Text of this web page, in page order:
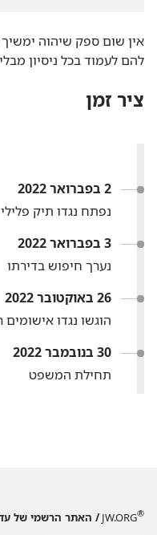
אין שום ספק שיהוה
להם לעמוד בכל ניסיון
ציר זמן
2 בפברואר 2022
נפתח נגדו תיק פלילי
3 בפברואר 2022
נערך חיפוש בדירתו
26 באוקטובר 2022
הוגשו נגדו
30 בנובמבר 2022
תחילת המשפט
JW.ORG® / האתר הרשמי של